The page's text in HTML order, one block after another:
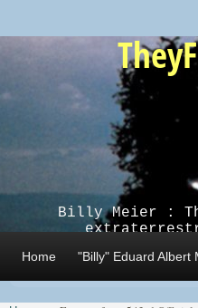
Billy Meier :
Home "Billy" Eduard Albert